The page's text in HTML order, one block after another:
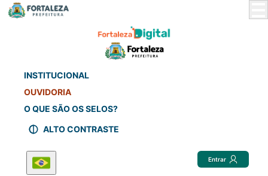
INSTITUCIONAL
OUVIDORIA
O QUE SÃO OS SELOS?
ALTO CONTRASTE
Entrar